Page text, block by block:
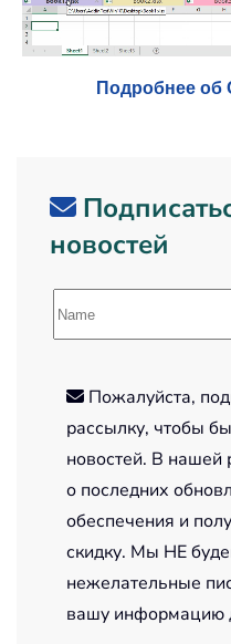
Подробнее об
новостей
Пожалуйста,
рассылку, чтобы
новостей. В нашей
о последних
обеспечения и
скидку. Мы НЕ
нежелательные
вашу информацию